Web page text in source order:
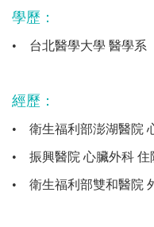
學歷：
• 台北醫學大學 醫學系
經歷：
• 衛生福利部澎湖醫院
• 振興醫院 心臟外科 住
• 衛生福利部雙和醫院